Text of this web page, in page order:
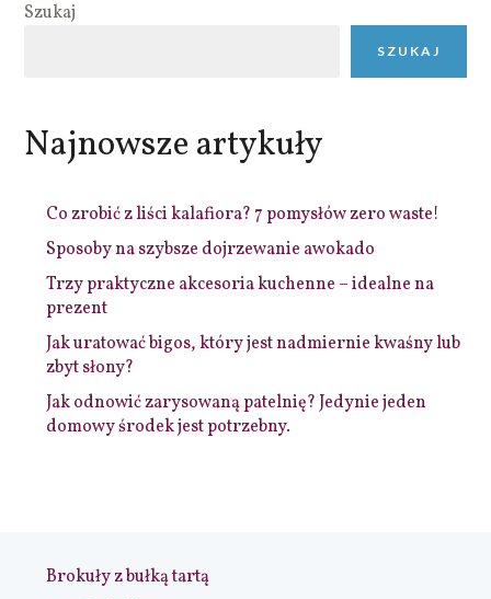
Szukaj
SZUKAJ
Najnowsze artykuły
Co zrobić z liści kalafiora? 7 pomysłów zero waste!
Sposoby na szybsze dojrzewanie awokado
Trzy praktyczne akcesoria kuchenne – idealne na
prezent
Jak uratować bigos, który jest nadmiernie kwaśny lub
zbyt słony?
Jak odnowić zarysowaną patelnię? Jedynie jeden
domowy środek jest potrzebny.
Brokuły z bułką tartą